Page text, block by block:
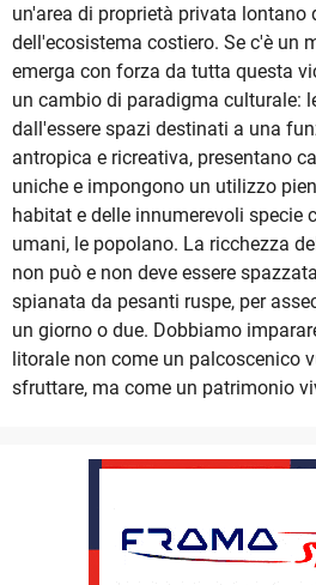
un'area di proprietà privata lontano
dell'ecosistema costiero. Se c'è un
emerga con forza da tutta questa
un cambio di paradigma culturale:
dall'essere spazi destinati a una
antropica e ricreativa, presentano
uniche e impongono un utilizzo
habitat e delle innumerevoli specie
umani, le popolano. La ricchezza
non può e non deve essere
spianata da pesanti ruspe, per
un giorno o due. Dobbiamo
litorale non come un palcoscenico
sfruttare, ma come un patrimonio